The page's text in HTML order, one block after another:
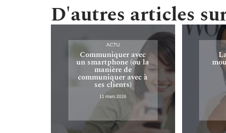
D'autres articles
ACTU
Communiquer avec
un smartphone (ou la
manière de
communiquer avec à
ses clients)
11 mars 2026